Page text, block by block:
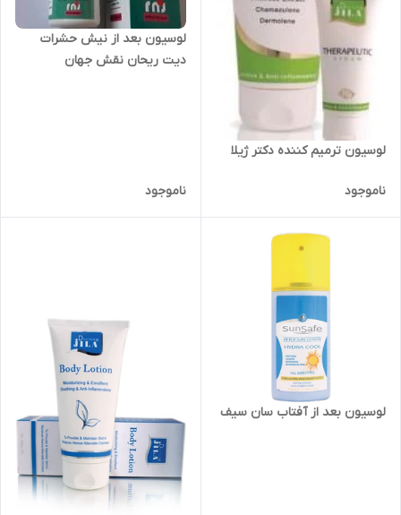
لوسیون ترمیم کننده دکتر ژیلا
ناموجود
لوسیون بعد از نیش حشرات
دیت ریحان نقش جهان
ناموجود
لوسیون بعد از آفتاب سان سیف